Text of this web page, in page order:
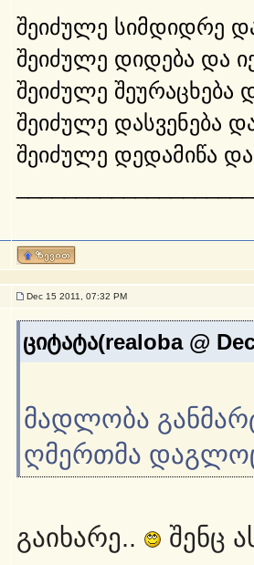
შეიძულე სიმდიდრე
შეიძულე დიდება და
შეიძულე შეურაცხება
შეიძულე დასვენება
შეიძულე დედამიწა და
Dec 15 2011, 07:32 PM
ციტატა(realoba @
მადლობა
ღმერთმა
გაიხარე.. შენც